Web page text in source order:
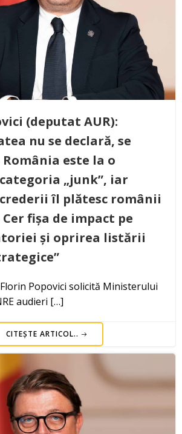
(deputat AUR):
nu se declară, se
este la o
„junk”, iar
îl plătesc românii
fișa de impact pe
și oprirea listării
Popovici solicită Ministerului
audieri […]
CITEȘTE ARTICOL..